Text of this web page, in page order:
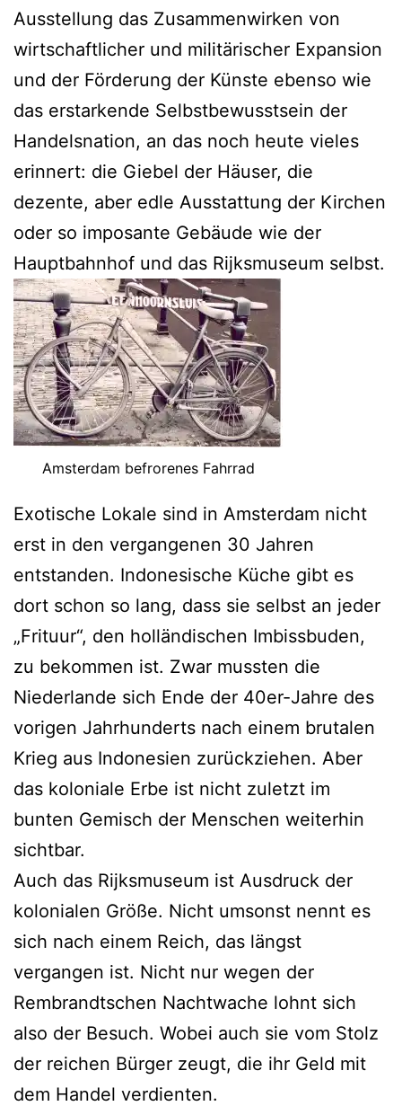
Ausstellung das Zusammenwirken von
wirtschaftlicher und militärischer Expansion
und der Förderung der Künste ebenso wie
das erstarkende Selbstbewusstsein der
Handelsnation, an das noch heute vieles
erinnert: die Giebel der Häuser, die
dezente, aber edle Ausstattung der Kirchen
oder so imposante Gebäude wie der
Hauptbahnhof und das Rijksmuseum selbst.
Amsterdam befrorenes Fahrrad
Exotische Lokale sind in Amsterdam nicht
erst in den vergangenen 30 Jahren
entstanden. Indonesische Küche gibt es
dort schon so lang, dass sie selbst an jeder
„Frituur“, den holländischen Imbissbuden,
zu bekommen ist. Zwar mussten die
Niederlande sich Ende der 40er-Jahre des
vorigen Jahrhunderts nach einem brutalen
Krieg aus Indonesien zurückziehen. Aber
das koloniale Erbe ist nicht zuletzt im
bunten Gemisch der Menschen weiterhin
sichtbar.
Auch das Rijksmuseum ist Ausdruck der
kolonialen Größe. Nicht umsonst nennt es
sich nach einem Reich, das längst
vergangen ist. Nicht nur wegen der
Rembrandtschen Nachtwache lohnt sich
also der Besuch. Wobei auch sie vom Stolz
der reichen Bürger zeugt, die ihr Geld mit
dem Handel verdienten.